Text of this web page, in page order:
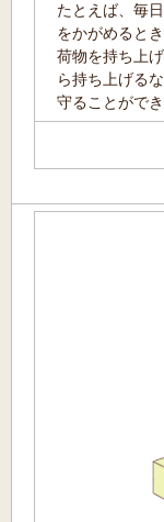
たとえば、毎
をかがめると
荷物を持ち上
ら持ち上げる
守ることができ